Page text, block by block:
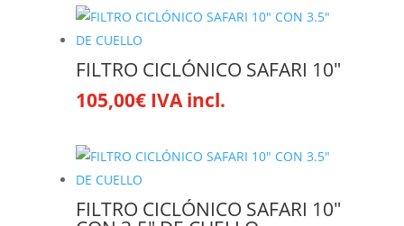
FILTRO CICLÓNICO SAFARI 10″
105,00€ IVA incl.
FILTRO CICLÓNICO SAFARI 10″